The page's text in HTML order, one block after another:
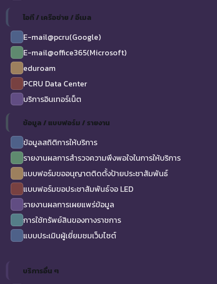
ไอที / เครือข่าย / อีเมล
E-mail@pcru(Google)
E-mail@office365(Microsoft)
eduroam
PCRU Data Center
บริการอินเทอร์เน็ต
ข้อมูล / แบบฟอร์ม / รายงาน
ข้อมูลสถิติการให้บริการ
รายงานผลการสำรวจความพึงพอใจในการให้บริการ
แบบฟอร์มขออนุญาตติดตั้งป้ายประชาสัมพันธ์
แบบฟอร์มขอประชาสัมพันธ์จอ LED
รายงานผลการเผยแพร่ข้อมูล
การใช้ทรัพย์สินของทางราชการ
แบบประเมินผู้เยี่ยมชมเว็บไซต์
บริการอื่น ๆ